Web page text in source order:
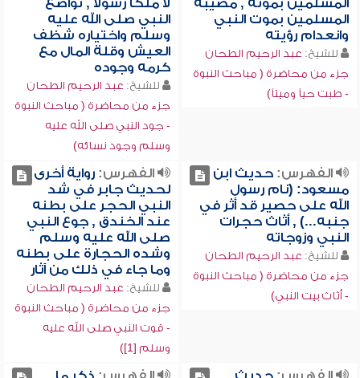
المسلمين بموته , مصيبة
المسلمين بموت النبي
وانعدام رؤيته
للشيخ: عبد الرحيم الطحان
جزء من محاضرة ( مباحث النبوة
- طبت حياً وميتاً)
لا ملكاً رسولاً , تواضع
النبي صلى الله عليه
وسلم واختياره شظف
العيش وقلة المال مع
كرمه وجوده
للشيخ: عبد الرحيم الطحان
جزء من محاضرة ( مباحث النبوة
- جود النبي صلى الله عليه
وسلم وجود نسائه)
الفهرس:حديث ابن
مسعود: (نام رسول
الله على حصير قد أثر في
جنبه...) , أثاث حجرات
النبي وزوجاته
للشيخ: عبد الرحيم الطحان
جزء من محاضرة ( مباحث النبوة
- أثاث بيت النبي)
الفهرس:رواية أخرى
لحديث جابر في شد
النبي الحجر على بطنه
عند الخندق , جوع النبي
صلى الله عليه وسلم
وشده الحجارة على بطنه
وما جاء في ذلك من آثار
للشيخ: عبد الرحيم الطحان
جزء من محاضرة ( مباحث النبوة
- قوت النبي صلى الله عليه
وسلم [1])